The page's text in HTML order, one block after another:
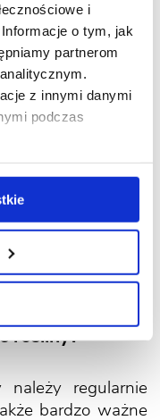
i
o tym, jak
partnerom
z innymi danymi
podczas
zakwitną
będą kwitły
o temperaturze
panującej
Zbyt wysokie
będą rosły
nienaturalny.
rośliny?
regularnie
bardzo ważne